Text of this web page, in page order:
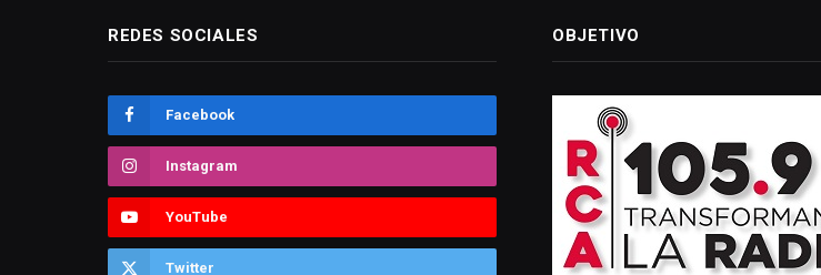
REDES SOCIALES
Facebook
Instagram
YouTube
Twitter
OBJETIVO